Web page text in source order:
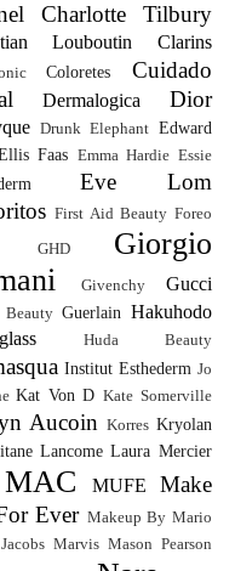
Charlotte Tilbury
Louboutin Clarins
Coloretes
Cuidado
Dermalogica Dior
Drunk Elephant Edward
Faas Emma Hardie Essie
Eve Lom
First Aid Beauty Foreo
GHD
Giorgio
Givenchy Gucci
Beauty Guerlain Hakuhodo
Huda Beauty
Institut Esthederm Jo
Kat Von D Kate Somerville
Aucoin Korres Kryolan
Lancome Laura Mercier
MAC MUFE
Make
Ever Makeup By Mario
Marvis Mason Pearson